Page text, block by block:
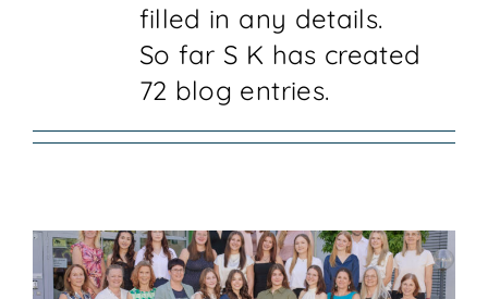
SERVICE
KONTAKT
filled in any details.
So far S K has created
72 blog entries.